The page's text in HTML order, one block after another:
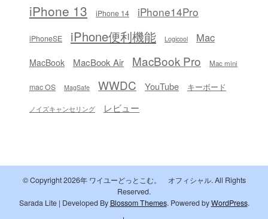
iPhone 13 iPhone 14 iPhone14Pro
iPhoneSE iPhone便利機能 Logicool Mac
MacBook MacBook Air MacBook Pro Mac mini
mac OS MagSafe WWDC YouTube キーボード
ノイズキャンセリング レビュー
© Copyright 2026年 ワイユーどっとこむ。 オフィシャル. All Rights
Reserved.
Sarada Lite | Developed By Blossom Themes. Powered byWordPress.